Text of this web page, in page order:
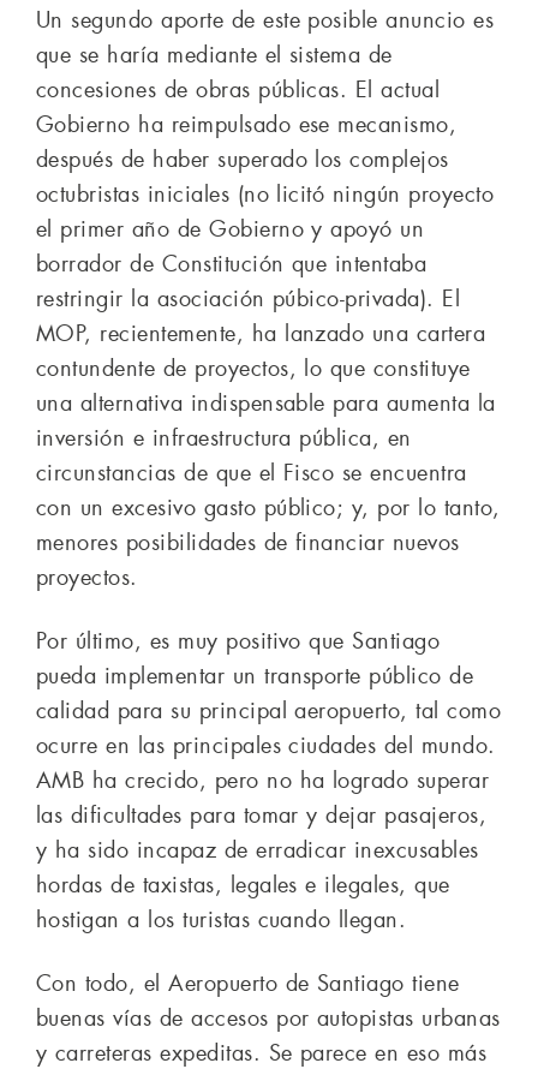
Un segundo aporte de este posible anuncio es
que se haría mediante el sistema de
concesiones de obras públicas. El actual
Gobierno ha reimpulsado ese mecanismo,
después de haber superado los complejos
octubristas iniciales (no licitó ningún proyecto
el primer año de Gobierno y apoyó un
borrador de Constitución que intentaba
restringir la asociación púbico-privada). El
MOP, recientemente, ha lanzado una cartera
contundente de proyectos, lo que constituye
una alternativa indispensable para aumenta la
inversión e infraestructura pública, en
circunstancias de que el Fisco se encuentra
con un excesivo gasto público; y, por lo tanto,
menores posibilidades de financiar nuevos
proyectos.
Por último, es muy positivo que Santiago
pueda implementar un transporte público de
calidad para su principal aeropuerto, tal como
ocurre en las principales ciudades del mundo.
AMB ha crecido, pero no ha logrado superar
las dificultades para tomar y dejar pasajeros,
y ha sido incapaz de erradicar inexcusables
hordas de taxistas, legales e ilegales, que
hostigan a los turistas cuando llegan.
Con todo, el Aeropuerto de Santiago tiene
buenas vías de accesos por autopistas urbanas
y carreteras expeditas. Se parece en eso más